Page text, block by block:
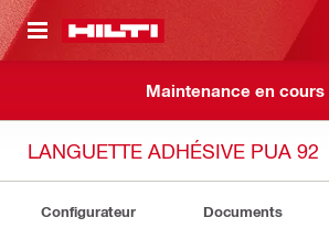
CONTENT
Maintenance en cours
LANGUETTE ADHÉSIVE PUA 92
Configurateur Documents